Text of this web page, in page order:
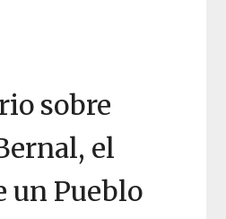
sobre
el
un Pueblo